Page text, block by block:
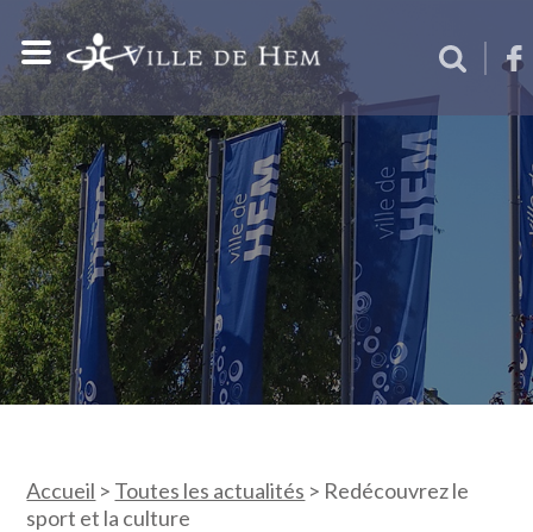
Accueil > Toutes les actualités > Redécouvrez le
sport et la culture